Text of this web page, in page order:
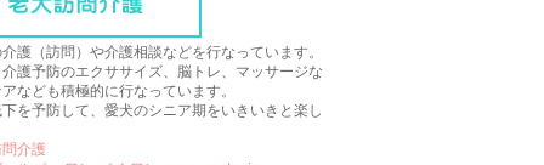
護（訪問）や介護相談などを行なっています。
介護予防のエクササイズ、脳トレ、マッサージな
なども積極的に行なっています。
を予防して、愛犬のシニア期をいきいきと楽し
介護